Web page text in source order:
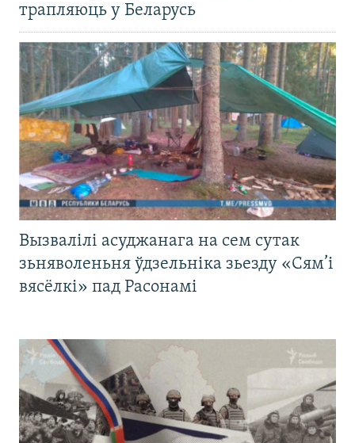
трапляюць у Беларусь
Вызвалілі асуджанага на сем сутак
зьняволеньня ўдзельніка зьезду «Сям’і
вясёлкі» пад Расонамі